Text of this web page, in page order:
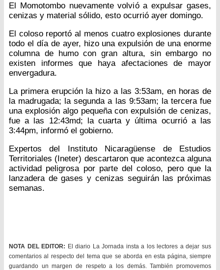
El Momotombo nuevamente volvió a expulsar gases,
cenizas y material sólido, esto ocurrió ayer domingo.
El coloso reportó al menos cuatro explosiones durante
todo el día de ayer, hizo una expulsión de una enorme
columna de humo con gran altura, sin embargo no
existen informes que haya afectaciones de mayor
envergadura.
La primera erupción la hizo a las 3:53am, en horas de
la madrugada; la segunda a las 9:53am; la tercera fue
una explosión algo pequeña con expulsión de cenizas,
fue a las 12:43md; la cuarta y última ocurrió a las
3:44pm, informó el gobierno.
Expertos del Instituto Nicaragüense de Estudios
Territoriales (Ineter) descartaron que acontezca alguna
actividad peligrosa por parte del coloso, pero que la
lanzadera de gases y cenizas seguirán las próximas
semanas.
NOTA DEL EDITOR: El diario La Jornada insta a los lectores a dejar sus
comentarios al respecto del tema que se aborda en esta página, siempre
guardando un margen de respeto a los demás. También promovemos